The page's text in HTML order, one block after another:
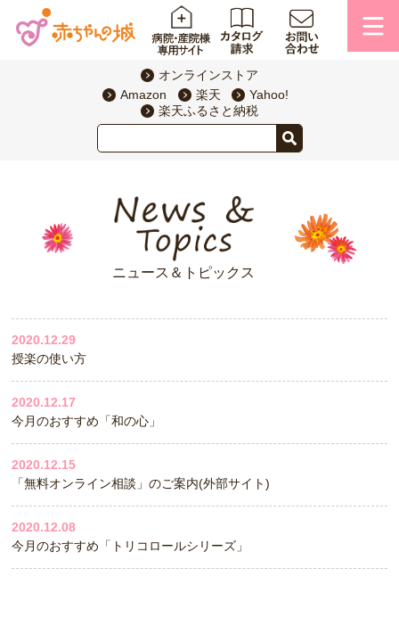
オンラインストア
Amazon
楽天
Yahoo!
楽天ふるさと納税
ニュース＆トピックス
2020.12.29
授楽の使い方
2020.12.17
今月のおすすめ「和の心」
2020.12.15
「無料オンライン相談」のご案内(外部サイト)
2020.12.08
今月のおすすめ「トリコロールシリーズ」